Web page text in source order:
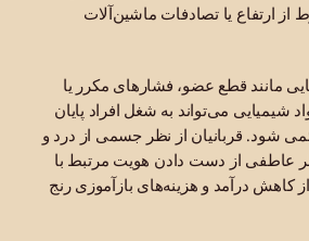
ارتفاع یا تصادفات ماشین‌آلات
مانند قطع عضو، فشارهای مکرر یا
شیمیایی می‌تواند به شغل افراد پایان
شود. قربانیان از نظر جسمی از درد و
عاطفی از دست دادن هویت مرتبط با
کاهش درآمد و هزینه‌های بازآموزی رنج